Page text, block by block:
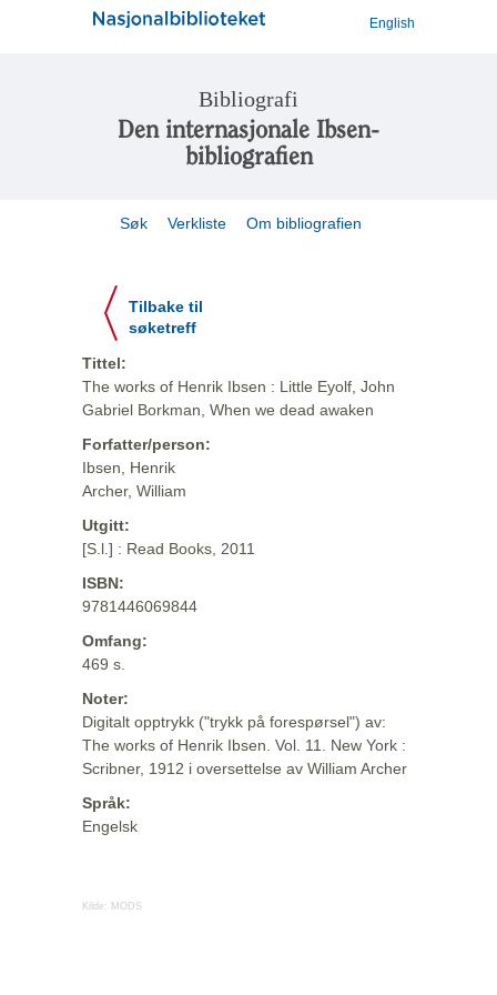
English
Bibliografi
Den internasjonale Ibsen-
bibliografien
Søk Verkliste Om bibliografien
Tilbake til
søketreff
Tittel:
The works of Henrik Ibsen : Little Eyolf, John
Gabriel Borkman, When we dead awaken
Forfatter/person:
Ibsen, Henrik
Archer, William
Utgitt:
[S.l.] : Read Books, 2011
ISBN:
9781446069844
Omfang:
469 s.
Noter:
Digitalt opptrykk ("trykk på forespørsel") av:
The works of Henrik Ibsen. Vol. 11. New York :
Scribner, 1912 i oversettelse av William Archer
Språk:
Engelsk
Kilde: MODS